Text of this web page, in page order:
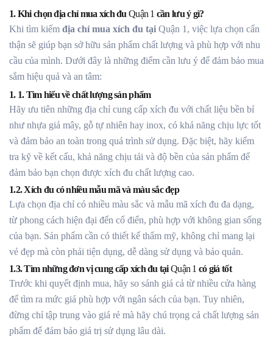
1. Khi chọn địa chỉ mua xích đu Quận 1 cần lưu ý gì?
Khi tìm kiếm địa chỉ mua xích đu tại Quận 1, việc lựa chọn cẩn
thận sẽ giúp bạn sở hữu sản phẩm chất lượng và phù hợp với nhu
cầu của mình. Dưới đây là những điểm cần lưu ý để đảm bảo mua
sắm hiệu quả và an tâm:
1. 1. Tìm hiểu về chất lượng sản phẩm
Hãy ưu tiên những địa chỉ cung cấp xích đu với chất liệu bền bỉ
như nhựa giả mây, gỗ tự nhiên hay inox, có khả năng chịu lực tốt
và đảm bảo an toàn trong quá trình sử dụng. Đặc biệt, hãy kiểm
tra kỹ về kết cấu, khả năng chịu tải và độ bền của sản phẩm để
đảm bảo bạn chọn được xích đu chất lượng cao.
1.2. Xích đu có nhiều mẫu mã và màu sắc đẹp
Lựa chọn địa chỉ có nhiều màu sắc và mẫu mã xích đu đa dạng,
từ phong cách hiện đại đến cổ điển, phù hợp với không gian sống
của bạn. Sản phẩm cần có thiết kế thẩm mỹ, không chỉ mang lại
vẻ đẹp mà còn phải tiện dụng, dễ dàng sử dụng và bảo quản.
1.3. Tìm những đơn vị cung cấp xích đu tạiQuận 1 có giá tốt
Trước khi quyết định mua, hãy so sánh giá cả từ nhiều cửa hàng
để tìm ra mức giá phù hợp với ngân sách của bạn. Tuy nhiên,
đừng chỉ tập trung vào giá rẻ mà hãy chú trọng cả chất lượng sản
phẩm để đảm bảo giá trị sử dụng lâu dài.